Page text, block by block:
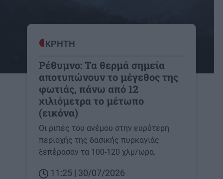
ΚΡΗΤΗ
Ρέθυμνο: Τα θερμά σημεία
αποτυπώνουν το μέγεθος της
φωτιάς, πάνω από 12
χιλιόμετρα το μέτωπο
(εικόνα)
Οι ριπές του ανέμου στην ευρύτερη
περιοχής της δασικής πυρκαγιάς
ξεπέρασαν τα 100-120 χλμ/ωρα.
11:25 | 30/07/2026